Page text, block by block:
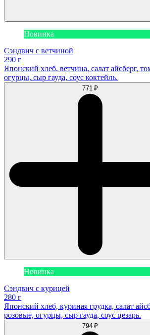
Новинка
Сэндвич с ветчиной
290 г
Японский хлеб, ветчина, салат айсберг,
огурцы, сыр гауда, соус коктейль.
771 ₽
Новинка
Сэндвич с курицей
280 г
Японский хлеб, куриная грудка, салат
розовые, огурцы, сыр гауда, соус цезарь.
794 ₽